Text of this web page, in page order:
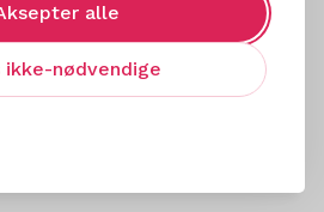
alle
ikke-nødvendige